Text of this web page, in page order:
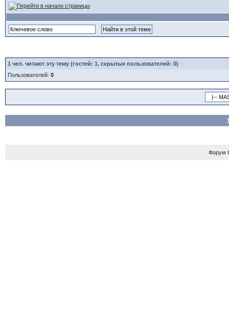
1 чел. читают эту тему (гостей: 1, скрытых пользователей: 0)
Пользователей: 0
Форум